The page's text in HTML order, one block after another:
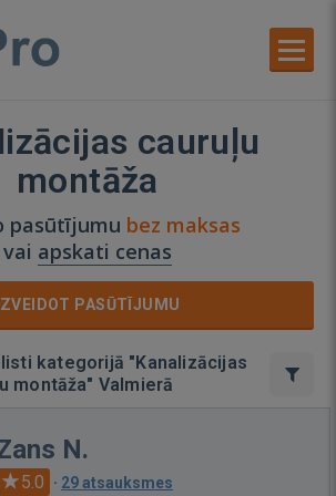
cauruļu
montāža
pasūtījumu bez maksas
vai apskati cenas
IZVEIDOT PASŪTĪJUMU
kategorijā "Kanalizācijas
montāža" Valmierā
N.
5.0 · 29 atsauksmes